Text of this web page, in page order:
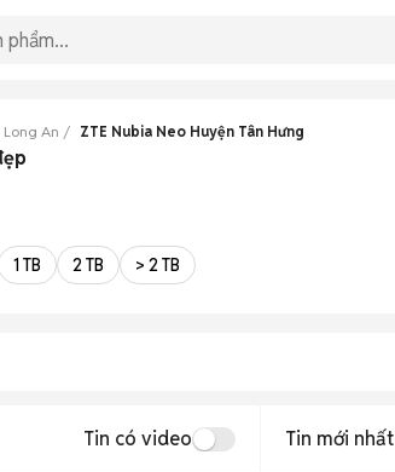
Long An ZTE Nubia Neo Huyện Tân Hưng
1 TB 2 TB > 2 TB
Tin có video Tin mới nhất